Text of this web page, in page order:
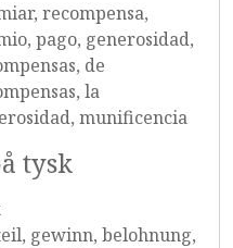
recompensa,
pago, generosidad,
de
la
munificencia
tysk
gewinn, belohnung,